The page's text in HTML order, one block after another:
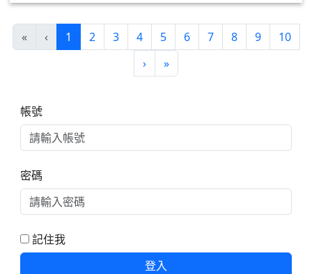
« ‹ 1 (目前頁次)
2 3 4 5 6 7 8 9
10
›下一頁
»最後頁
帳號
密碼
記住我
登入